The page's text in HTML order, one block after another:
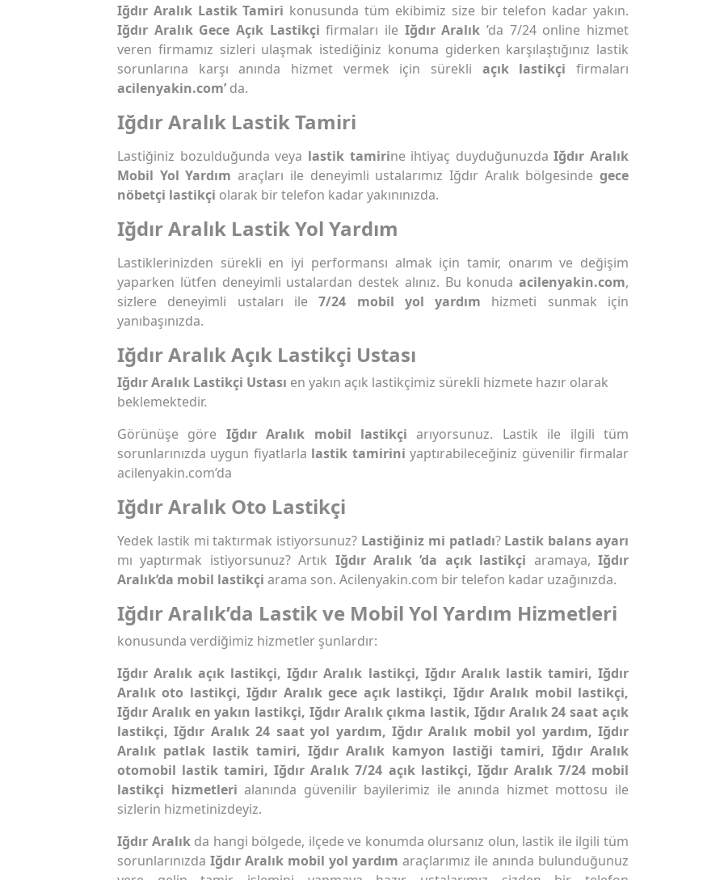
Iğdır Aralık Lastik Tamiri konusunda tüm ekibimiz size bir telefon kadar yakın.
Iğdır Aralık Gece Açık Lastikçi firmaları ile Iğdır Aralık’da 7/24 online hizmet
veren firmamız sizleri ulaşmak istediğiniz konuma giderken karşılaştığınız lastik
sorunlarına karşı anında hizmet vermek için sürekli açık lastikçi firmaları
acilenyakin.com’ da.
Iğdır Aralık Lastik Tamiri
Lastiğiniz bozulduğunda veya lastik tamirine ihtiyaç duyduğunuzdaIğdır Aralık
Mobil Yol Yardımaraçları ile deneyimli ustalarımız Iğdır Aralık bölgesindegece
nöbetçi lastikçi olarak bir telefon kadar yakınınızda.
Iğdır Aralık Lastik Yol Yardım
Lastiklerinizden sürekli en iyi performansı almak için tamir, onarım ve değişim
yaparken lütfen deneyimli ustalardan destek alınız. Bu konuda acilenyakin.com,
sizlere deneyimli ustaları ile7/24 mobil yol yardım hizmeti sunmak için
yanıbaşınızda.
Iğdır Aralık Açık Lastikçi Ustası
Iğdır Aralık Lastikçi Ustası en yakın açık lastikçimiz sürekli hizmete hazır olarak
beklemektedir.
Görünüşe göre Iğdır Aralık mobil lastikçiarıyorsunuz. Lastik ile ilgili tüm
sorunlarınızda uygun fiyatlarla lastik tamirini yaptırabileceğiniz güvenilir firmalar
acilenyakin.com’da
Iğdır Aralık Oto Lastikçi
Yedek lastik mi taktırmak istiyorsunuz? Lastiğiniz mi patladı? Lastik balans ayarı
mı yaptırmak istiyorsunuz? Artık Iğdır Aralık ’da açık lastikçi aramaya,Iğdır
Aralık’da mobil lastikçi arama son. Acilenyakin.com bir telefon kadar uzağınızda.
Iğdır Aralık’da Lastik ve Mobil Yol Yardım Hizmetleri
konusunda verdiğimiz hizmetler şunlardır:
Iğdır Aralık açık lastikçi, Iğdır Aralık lastikçi, Iğdır Aralık lastik tamiri, Iğdır
Aralık oto lastikçi, Iğdır Aralık gece açık lastikçi, Iğdır Aralık mobil lastikçi,
Iğdır Aralık en yakın lastikçi, Iğdır Aralık çıkma lastik, Iğdır Aralık 24 saat açık
lastikçi, Iğdır Aralık 24 saat yol yardım, Iğdır Aralık mobil yol yardım, Iğdır
Aralık patlak lastik tamiri, Iğdır Aralık kamyon lastiği tamiri, Iğdır Aralık
otomobil lastik tamiri, Iğdır Aralık 7/24 açık lastikçi, Iğdır Aralık 7/24 mobil
lastikçi hizmetlerialanında güvenilir bayilerimiz ile anında hizmet mottosu ile
sizlerin hizmetinizdeyiz.
Iğdır Aralıkda hangi bölgede, ilçede ve konumda olursanız olun, lastik ile ilgili tüm
sorunlarınızda Iğdır Aralık mobil yol yardım araçlarımız ile anında bulunduğunuz